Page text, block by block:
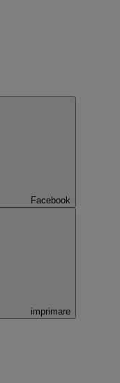
Facebook
imprimare